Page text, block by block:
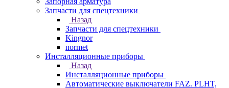
Запчасти для спецтехники
Назад
Запчасти для спецтехники
Kingnor
normet
Инсталляционные приборы
Назад
Инсталляционные приборы
Автоматические выключатели FAZ. PLHT,